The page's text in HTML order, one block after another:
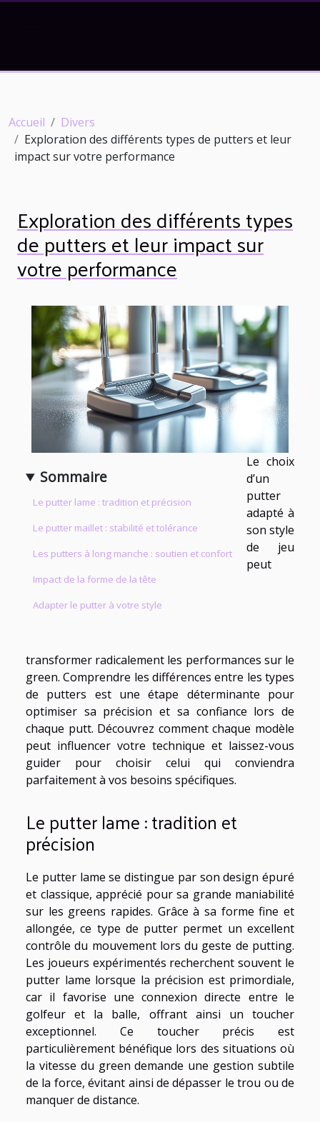
Accueil
Divers
Exploration des différents types de putters et leur
impact sur votre performance
Exploration des différents types
de putters et leur impact sur
votre performance
Sommaire
Le putter lame : tradition et précision
Le putter maillet : stabilité et tolérance
Les putters à long manche : soutien et confort
Impact de la forme de la tête
Adapter le putter à votre style
Le choix
d’un
putter
adapté à
son style
de jeu
peut
transformer radicalement les performances sur le
green. Comprendre les différences entre les types
de putters est une étape déterminante pour
optimiser sa précision et sa confiance lors de
chaque putt. Découvrez comment chaque modèle
peut influencer votre technique et laissez-vous
guider pour choisir celui qui conviendra
parfaitement à vos besoins spécifiques.
Le putter lame : tradition et
précision
Le putter lame se distingue par son design épuré
et classique, apprécié pour sa grande maniabilité
sur les greens rapides. Grâce à sa forme fine et
allongée, ce type de putter permet un excellent
contrôle du mouvement lors du geste de putting.
Les joueurs expérimentés recherchent souvent le
putter lame lorsque la précision est primordiale,
car il favorise une connexion directe entre le
golfeur et la balle, offrant ainsi un toucher
exceptionnel. Ce toucher précis est
particulièrement bénéfique lors des situations où
la vitesse du green demande une gestion subtile
de la force, évitant ainsi de dépasser le trou ou de
manquer de distance.